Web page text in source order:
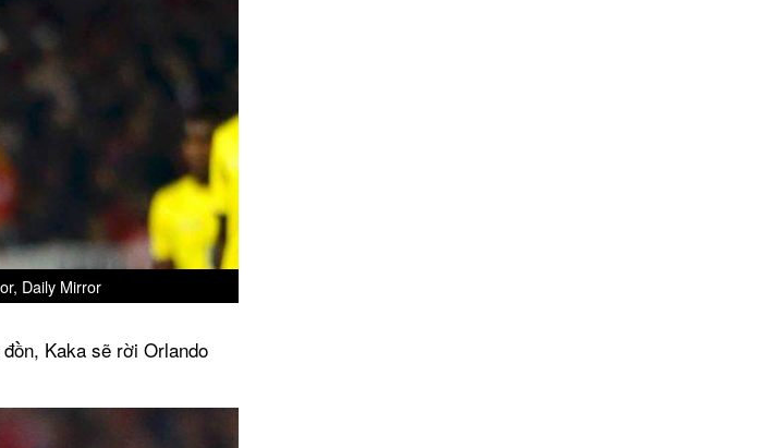
Daily Mirror
Kaka sẽ rời Orlando